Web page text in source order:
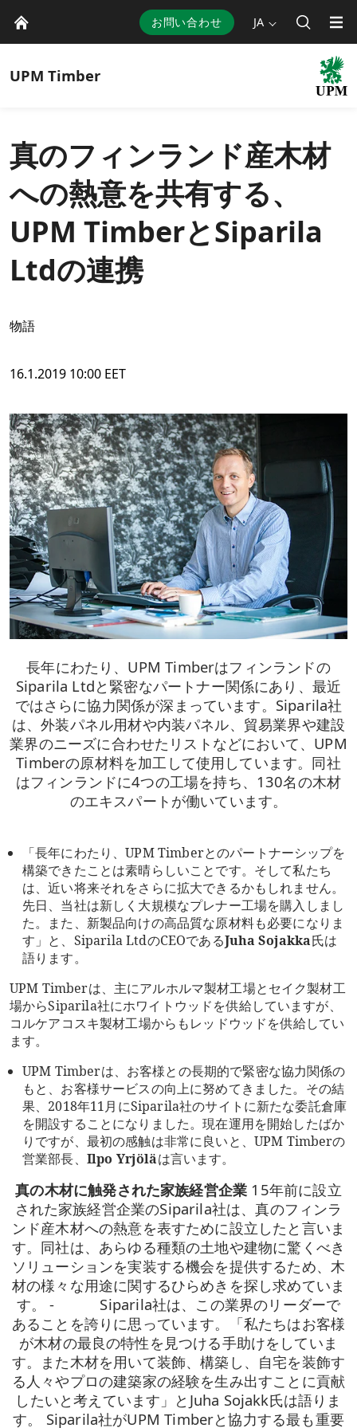
お問い合わせ JA
UPM Timber
真のフィンランド産木材
への熱意を共有する、
UPM TimberとSiparila
Ltdの連携
物語
16.1.2019 10:00 EET
長年にわたり、UPM Timberはフィンランドの
Siparila Ltdと緊密なパートナー関係にあり、最近
ではさらに協力関係が深まっています。Siparila社
は、外装パネル用材や内装パネル、貿易業界や建設
業界のニーズに合わせたリストなどにおいて、UPM
Timberの原材料を加工して使用しています。同社
はフィンランドに4つの工場を持ち、130名の木材
のエキスパートが働いています。
「長年にわたり、UPM Timberとのパートナーシップを
構築できたことは素晴らしいことです。そして私たち
は、近い将来それをさらに拡大できるかもしれません。
先日、当社は新しく大規模なプレナー工場を購入しまし
た。また、新製品向けの高品質な原材料も必要になりま
す」と、Siparila LtdのCEOであるJuha Sojakka氏は
語ります。
UPM Timberは、主にアルホルマ製材工場とセイク製材工
場からSiparila社にホワイトウッドを供給していますが、
コルケアコスキ製材工場からもレッドウッドを供給してい
ます。
UPM Timberは、お客様との長期的で緊密な協力関係の
もと、お客様サービスの向上に努めてきました。その結
果、2018年11月にSiparila社のサイトに新たな委託倉庫
を開設することになりました。現在運用を開始したばか
りですが、最初の感触は非常に良いと、UPM Timberの
営業部長、 Ilpo Yrjöläは言います。
真の木材に触発された家族経営企業 15年前に設立
された家族経営企業のSiparila社は、真のフィンラ
ンド産木材への熱意を表すために設立したと言いま
す。同社は、あらゆる種類の土地や建物に驚くべき
ソリューションを実装する機会を提供するため、木
材の様々な用途に関するひらめきを探し求めていま
す。 - Siparila社は、この業界のリーダーで
あることを誇りに思っています。「私たちはお客様
が木材の最良の特性を見つける手助けをしていま
す。また木材を用いて装飾、構築し、自宅を装飾す
る人々やプロの建築家の経験を生み出すことに貢献
したいと考えています」とJuha Sojakk氏は語りま
す。 Siparila社がUPM Timberと協力する最も重要